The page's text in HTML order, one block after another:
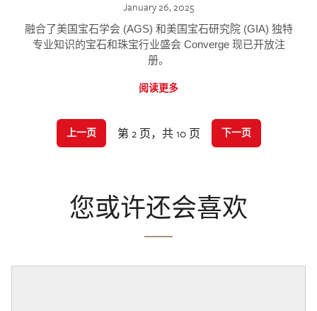
January 26, 2025
融合了美国宝石学会 (AGS) 和美国宝石研究院 (GIA) 独特
专业知识的宝石和珠宝行业盛会 Converge 现已开放注
册。
阅读更多
上一页 第 2 页，共 10 页 下一页
您或许还会喜欢